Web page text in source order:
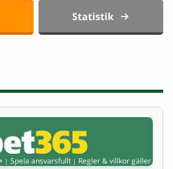
Statistik
| Spela ansvarsfullt | Regler & villkor gäller